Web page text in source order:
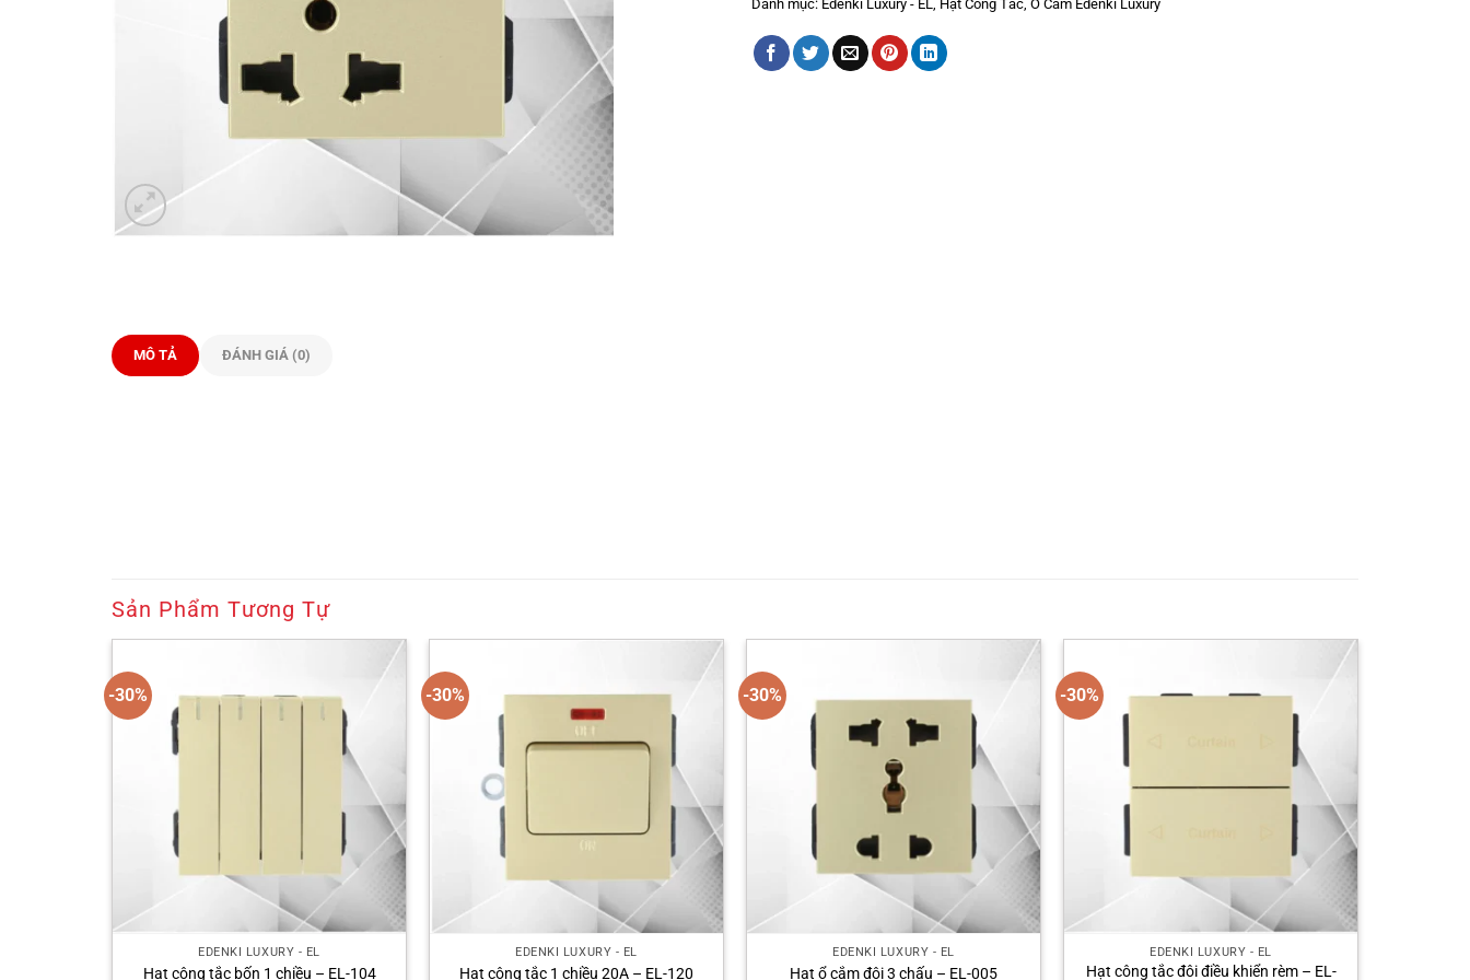
Danh mục: Edenki Luxury - EL Hạt Công Tắc, Ổ Cắm Edenki Luxury
MÔ TẢ ĐÁNH GIÁ (0)
Sản Phẩm Tương Tự
-30%
EDENKI LUXURY - EL
Hạt công tắc bốn 1 chiều – EL-104
-30%
EDENKI LUXURY - EL
Hạt công tắc 1 chiều 20A – EL-120
-30%
EDENKI LUXURY - EL
Hạt ổ cắm đôi 3 chấu – EL-005
-30%
EDENKI LUXURY - EL
Hạt công tắc đôi điều khiển rèm – EL-